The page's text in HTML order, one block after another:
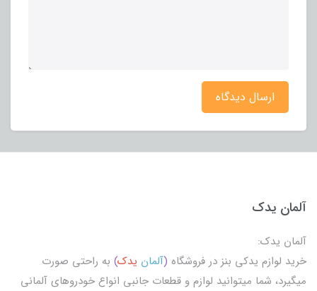
ارسال دیدگاه
آلمان یدک
آلمان یدک:
خرید لوازم یدکی بنز در فروشگاه (آلمان یدک) به راحتی صورت
میگیرد، شما میتوانید لوازم و قطعات جانبی انواع خودروهای آلمانی